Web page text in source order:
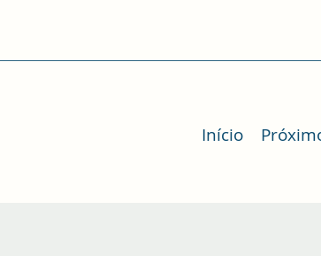
Início